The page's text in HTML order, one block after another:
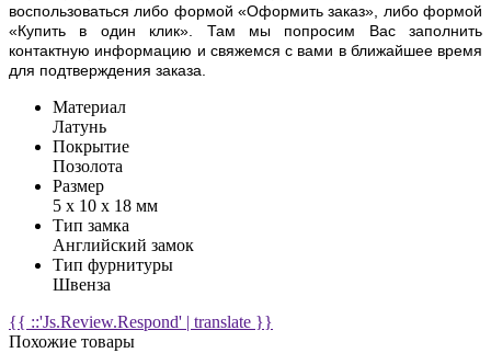
воспользоваться либо формой «Оформить заказ», либо формой
«Купить в один клик». Там мы попросим Вас заполнить
контактную информацию и свяжемся с вами в ближайшее время
для подтверждения заказа.
Материал
Латунь
Покрытие
Позолота
Размер
5 х 10 х 18 мм
Тип замка
Английский замок
Тип фурнитуры
Швенза
{{ ::'Js.Review.Respond' | translate }}
Похожие товары